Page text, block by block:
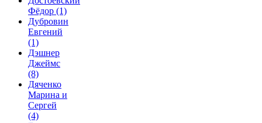
Фёдор (1)
Дубровин
Евгений
(1)
Дэшнер
Джеймс
(8)
Дяченко
Марина и
Сергей
(4)